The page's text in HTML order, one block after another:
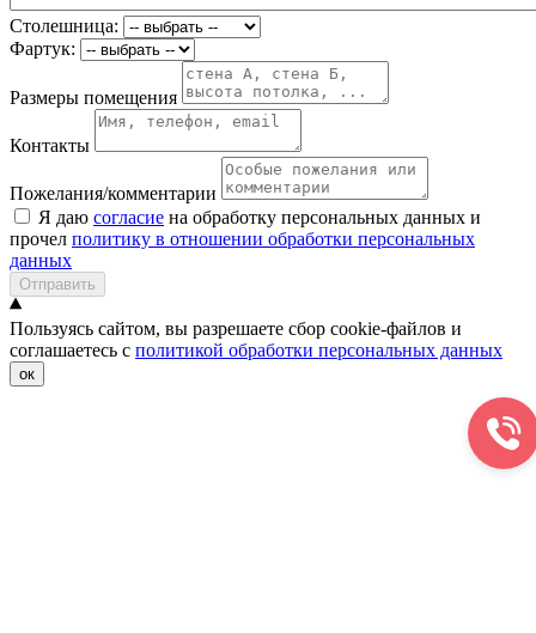
Столешница:
Фартук:
Размеры помещения
Контакты
Пожелания/комментарии
Я даю согласие на обработку персональных данных и
прочел политику в отношении обработки персональных
данных
Отправить
Пользуясь сайтом, вы разрешаете сбор cookie-файлов и
соглашаетесь с политикой обработки персональных данных
ок